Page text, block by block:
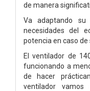
de manera
Va adaptando su
necesidades del
potencia en caso de
El ventilador de
funcionando a
de hacer
ventilador